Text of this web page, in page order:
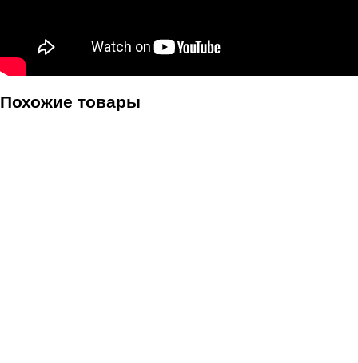
Похожие товары